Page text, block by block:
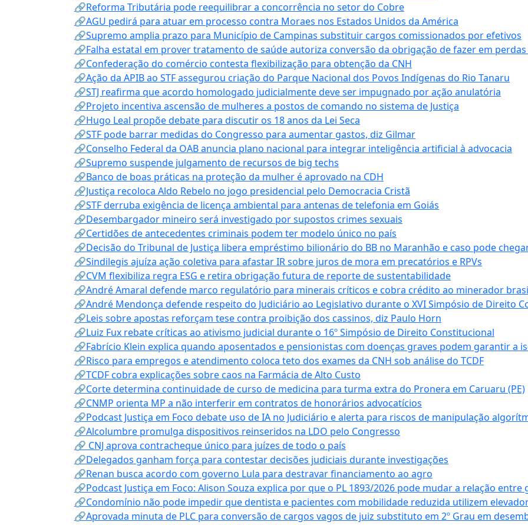
🔗Reforma Tributária pode reequilibrar a concorrência no setor do Cobre
🔗AGU pedirá para atuar em processo contra Moraes nos Estados Unidos da América
🔗Supremo amplia prazo para Município de Campinas substituir cargos comissionados por efetivos
🔗Falha estatal em prover tratamento de saúde autoriza conversão da obrigação de fazer em perdas
🔗Confederação do comércio contesta flexibilização para obtenção da CNH
🔗Ação da APIB ao STF assegurou criação do Parque Nacional dos Povos Indígenas do Rio Tanaru
🔗STJ reafirma que acordo homologado judicialmente deve ser impugnado por ação anulatória
🔗Projeto incentiva ascensão de mulheres a postos de comando no sistema de Justiça
🔗Hugo Leal propõe debate para discutir os 18 anos da Lei Seca
🔗STF pode barrar medidas do Congresso para aumentar gastos, diz Gilmar
🔗Conselho Federal da OAB anuncia plano nacional para integrar inteligência artificial à advocacia
🔗Supremo suspende julgamento de recursos de big techs
🔗Banco de boas práticas na proteção da mulher é aprovado na CDH
🔗Justiça recoloca Aldo Rebelo no jogo presidencial pelo Democracia Cristã
🔗STF derruba exigência de licença ambiental para antenas de telefonia em Goiás
🔗Desembargador mineiro será investigado por supostos crimes sexuais
🔗Certidões de antecedentes criminais podem ter modelo único no país
🔗Decisão do Tribunal de Justiça libera empréstimo bilionário do BB no Maranhão e caso pode chegar
🔗Sindilegis ajuíza ação coletiva para afastar IR sobre juros de mora em precatórios e RPVs
🔗CVM flexibiliza regra ESG e retira obrigação futura de reporte de sustentabilidade
🔗André Amaral defende marco regulatório para minerais críticos e cobra crédito ao minerador
🔗André Mendonça defende respeito do Judiciário ao Legislativo durante o XVI Simpósio de Direito
🔗Leis sobre apostas reforçam tese contra proibição dos cassinos, diz Paulo Horn
🔗Luiz Fux rebate críticas ao ativismo judicial durante o 16º Simpósio de Direito Constitucional
🔗Fabrício Klein explica quando aposentados e pensionistas com doenças graves podem garantir a
🔗Risco para empregos e atendimento coloca teto dos exames da CNH sob análise do TCDF
🔗TCDF cobra explicações sobre caos na Farmácia de Alto Custo
🔗Corte determina continuidade de curso de medicina para turma extra do Pronera em Caruaru (PE)
🔗CNMP orienta MP a não interferir em contratos de honorários advocatícios
🔗Podcast Justiça em Foco debate uso de IA no Judiciário e alerta para riscos de manipulação
🔗Alcolumbre promulga dispositivos reinseridos na LDO pelo Congresso
🔗 CNJ aprova contracheque único para juízes de todo o país
🔗Delegados ganham força para contestar decisões judiciais durante investigações
🔗Renan busca acordo com governo Lula para destravar financiamento ao agro
🔗Podcast Justiça em Foco: Alison Souza explica por que o PL 1893/2026 pode mudar a relação
🔗Condomínio não pode impedir que dentista e pacientes com mobilidade reduzida utilizem
🔗Aprovada minuta de PLC para conversão de cargos vagos de juiz substituto em 2º Grau em